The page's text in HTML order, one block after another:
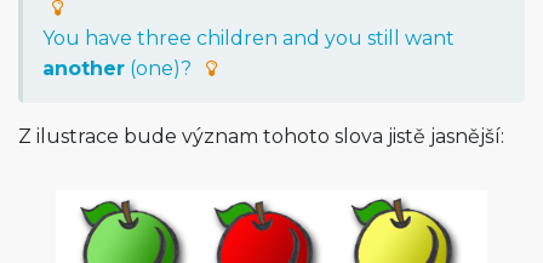
You have three children and you still want
another (one)?
Z ilustrace bude význam tohoto slova jistě jasnější: